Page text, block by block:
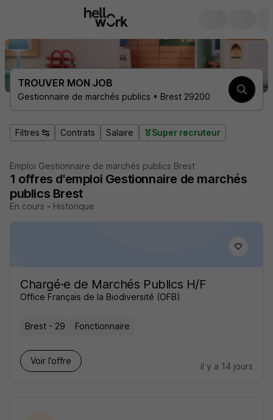
TROUVER MON JOB
Gestionnaire de marchés publics • Brest 29200
Filtres Contrats Salaire Super recruteur
Emploi Gestionnaire de marchés publics Brest
1 offres d'emploi Gestionnaire de marchés
publics Brest
En cours - Historique
Chargé·e de Marchés Publics H/F
Office Français de la Biodiversité (OFB)
Brest - 29 Fonctionnaire
Voir l’offre
il y a 14 jours